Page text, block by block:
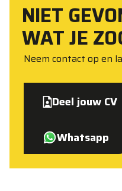
NIET
WAT JE
Neem contact op en
Deel jouw CV
Whatsapp